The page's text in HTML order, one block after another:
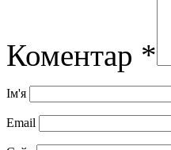
Коментар *
Ім'я
Email